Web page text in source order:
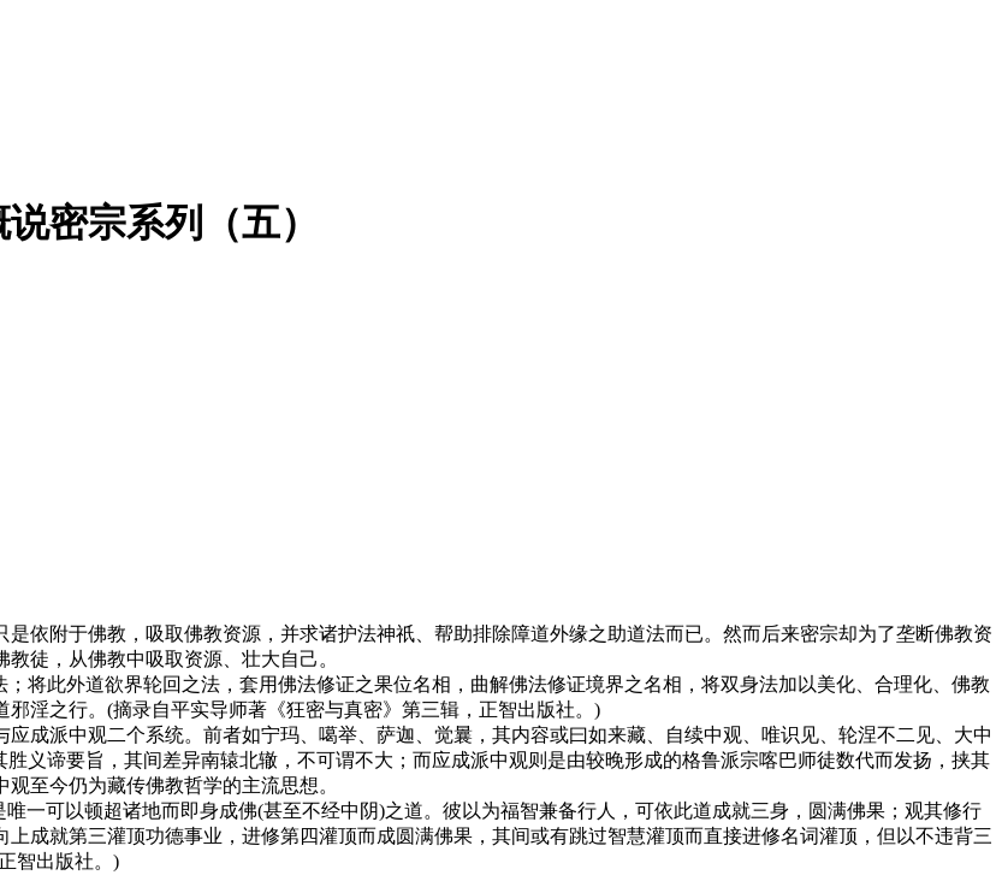
密宗系列（五）
附于佛教，吸取佛教资源，并求诸护法神祇、帮助排除障道外缘之助道法而已。然而后来密宗却为了垄断佛教资
徒，从佛教中吸取资源、壮大自己。
此外道欲界轮回之法，套用佛法修证之果位名相，曲解佛法修证境界之名相，将双身法加以美化、合理化、佛教
淫之行。(摘录自平实导师著《狂密与真密》第三辑，正智出版社。)
派中观二个系统。前者如宁玛、噶举、萨迦、觉曩，其内容或曰如来藏、自续中观、唯识见、轮涅不二见、大中
义谛要旨，其间差异南辕北辙，不可谓不大；而应成派中观则是由较晚形成的格鲁派宗喀巴师徒数代而发扬，挟其
至今仍为藏传佛教哲学的主流思想。
可以顿超诸地而即身成佛(甚至不经中阴)之道。彼以为福智兼备行人，可依此道成就三身，圆满佛果；观其修行
成就第三灌顶功德事业，进修第四灌顶而成圆满佛果，其间或有跳过智慧灌顶而直接进修名词灌顶，但以不违背三
智出版社。)